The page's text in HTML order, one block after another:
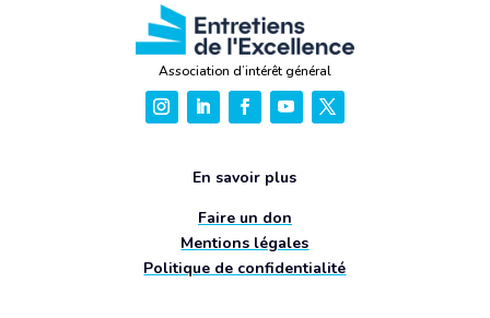
Association d’intérêt général
En savoir plus
Faire un don
Mentions légales
Politique de confidentialité